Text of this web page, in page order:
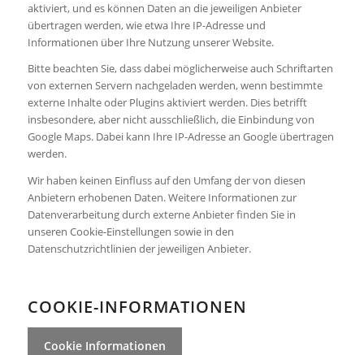
aktiviert, und es können Daten an die jeweiligen Anbieter
übertragen werden, wie etwa Ihre IP-Adresse und
Informationen über Ihre Nutzung unserer Website.
Bitte beachten Sie, dass dabei möglicherweise auch Schriftarten
von externen Servern nachgeladen werden, wenn bestimmte
externe Inhalte oder Plugins aktiviert werden. Dies betrifft
insbesondere, aber nicht ausschließlich, die Einbindung von
Google Maps. Dabei kann Ihre IP-Adresse an Google übertragen
werden.
Wir haben keinen Einfluss auf den Umfang der von diesen
Anbietern erhobenen Daten. Weitere Informationen zur
Datenverarbeitung durch externe Anbieter finden Sie in
unseren Cookie-Einstellungen sowie in den
Datenschutzrichtlinien der jeweiligen Anbieter.
COOKIE-INFORMATIONEN
Cookie Informationen